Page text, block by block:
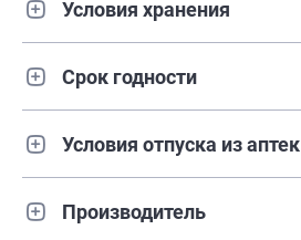
Условия хранения
Срок годности
Условия отпуска из аптек
Производитель